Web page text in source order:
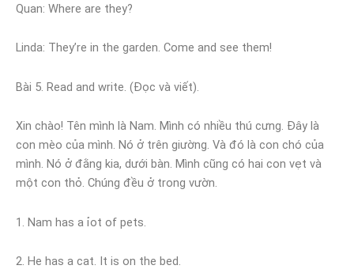
Quan: Where are they?
Linda: They’re in the garden. Come and see them!
Bài 5. Read and write. (Đọc và viết).
Xin chào! Tên mình là Nam. Mình có nhiều thú cưng. Đây là
con mèo của mình. Nó ở trên giường. Và đó là con chó của
mình. Nó ở đằng kia, dưới bàn. Mình cũng có hai con vẹt và
một con thỏ. Chúng đều ở trong vườn.
1. Nam has a ỉot of pets.
2. He has a cat. It is on the bed.